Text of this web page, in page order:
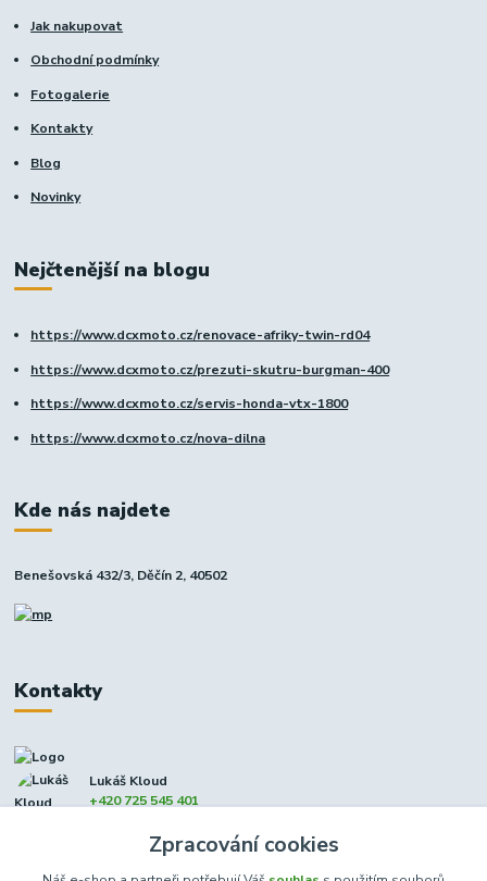
Jak nakupovat
Obchodní podmínky
Fotogalerie
Kontakty
Blog
Novinky
Nejčtenější na blogu
https://www.dcxmoto.cz/renovace-afriky-twin-rd04
https://www.dcxmoto.cz/prezuti-skutru-burgman-400
https://www.dcxmoto.cz/servis-honda-vtx-1800
https://www.dcxmoto.cz/nova-dilna
Kde nás najdete
Benešovská 432/3, Děčín 2, 40502
Kontakty
Lukáš Kloud
+420 725 545 401
Zpracování cookies